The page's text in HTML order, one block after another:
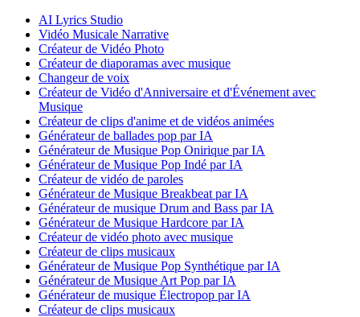
AI Lyrics Studio
Vidéo Musicale Narrative
Créateur de Vidéo Photo
Créateur de diaporamas avec musique
Changeur de voix
Créateur de Vidéo d'Anniversaire et d'Événement avec
Musique
Créateur de clips d'anime et de vidéos animées
Générateur de ballades pop par IA
Générateur de Musique Pop Onirique par IA
Générateur de Musique Pop Indé par IA
Créateur de vidéo de paroles
Générateur de Musique Breakbeat par IA
Générateur de musique Drum and Bass par IA
Générateur de Musique Hardcore par IA
Créateur de vidéo photo avec musique
Créateur de clips musicaux
Générateur de Musique Pop Synthétique par IA
Générateur de Musique Art Pop par IA
Générateur de musique Électropop par IA
Créateur de clips musicaux